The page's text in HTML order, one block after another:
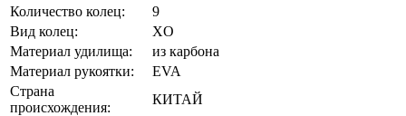
Количество колец:
9
Вид колец:
XO
Материал удилища:
из карбона
Материал рукоятки:
EVA
Страна
происхождения:
КИТАЙ